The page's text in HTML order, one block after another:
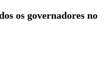
os governadores no